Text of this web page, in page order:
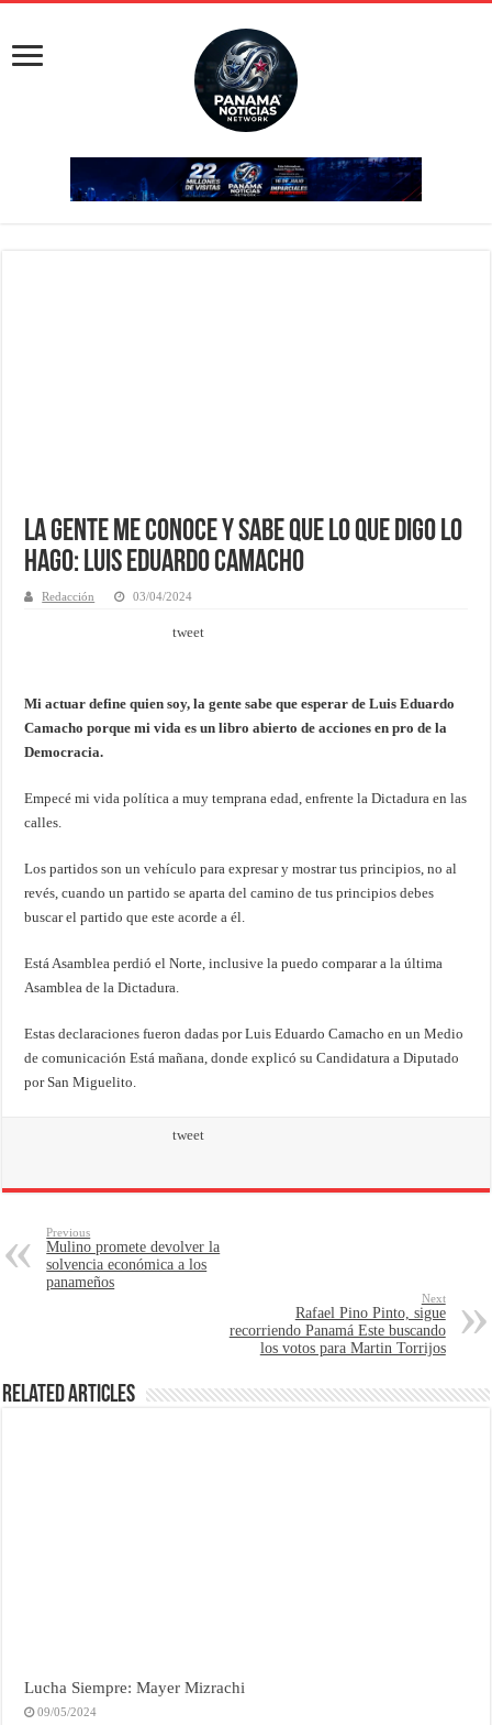
La gente me conoce y sabe que lo que digo lo
hago: Luis Eduardo Camacho
Redacción 03/04/2024
tweet
Mi actuar define quien soy, la gente sabe que esperar de Luis Eduardo
Camacho porque mi vida es un libro abierto de acciones en pro de la
Democracia.
Empecé mi vida política a muy temprana edad, enfrente la Dictadura en las
calles.
Los partidos son un vehículo para expresar y mostrar tus principios, no al
revés, cuando un partido se aparta del camino de tus principios debes
buscar el partido que este acorde a él.
Está Asamblea perdió el Norte, inclusive la puedo comparar a la última
Asamblea de la Dictadura.
Estas declaraciones fueron dadas por Luis Eduardo Camacho en un Medio
de comunicación Está mañana, donde explicó su Candidatura a Diputado
por San Miguelito.
tweet
Previous
Mulino promete devolver la
solvencia económica a los
panameños
Next
Rafael Pino Pinto, sigue
recorriendo Panamá Este buscando
los votos para Martin Torrijos
Related Articles
Lucha Siempre: Mayer Mizrachi
09/05/2024